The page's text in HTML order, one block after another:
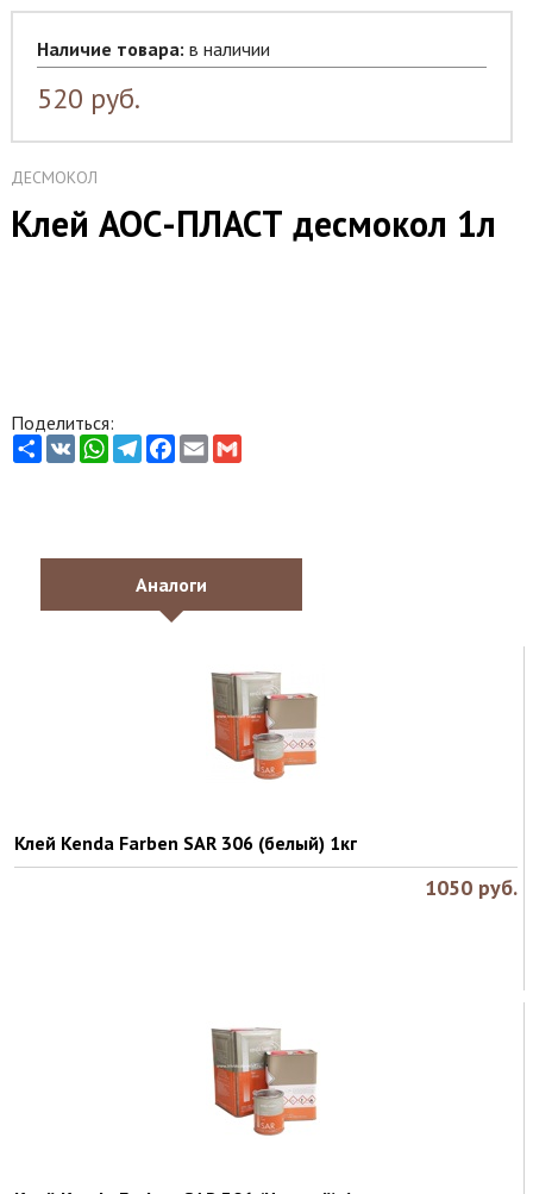
ДЕСМОКОЛ
Клей АОС-ПЛАСТ десмокол 1л
Поделиться:
ShareVK WhatsApp
Telegram
Facebook
EmailGmail
Наличие товара: в наличии
520 руб.
Аналоги
Клей Kenda Farben SAR 306 (белый) 1кг
1050 руб.